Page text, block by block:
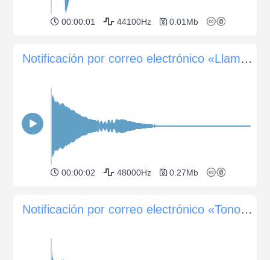
00:00:01 44100Hz 0.01Mb
Notificación por correo electrónico «Llamada silenciosa»
00:00:02 48000Hz 0.27Mb
Notificación por correo electrónico «Tono de bandeja de entrada»